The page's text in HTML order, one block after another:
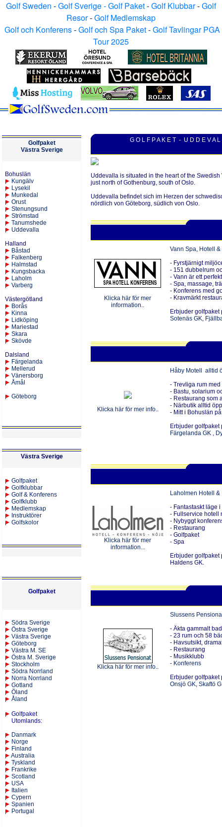
Golf Sweden -Golf Sverige - Golf Paket-Golf Klubbar-Golf
Resor-Golf Medlemskap
Golf och Konferens-Golf och Spa Paket-Golf Tavlingar PGA
Tour 2025
Golfpaket
VästraSverige
Bohuslän
Kungälv
Lysekil
Munkedal
Orust
Stenungsund
Strömstad
Tanumshede
Uddevalla
Halland
Båstad
Falkenberg
Halmstad
Kungsbacka
Laholm
Varberg
Västergötland
Borås
Kinna
Lid köping
Mariestad
Skara
Skövde
Dalsland
Färgelanda
Mellerud
Vänersborg
Åmål
Göteborg
Västra Sverige
Golfpaket
Golfklubbar
Golf & Konferens
Golfklubb
Medlemskap
Instruktörer
Golfskolor
Golfpaket
Södra Sverige
Östra Sverige
Västra Sverige
Göteborg
Västra M. SE
Östra M. Sverige
Stockholm
Södra Norrland
Norra Norrland
Gotland
Öland
Åland
Golfpaket
Utomlands:
Danmark
Norge
Finland
Australia
Tyskland
Frankrike
Scotland
USA
Italien
Cypern
Spanien
Portugal
G O L F P A K E T - U D D E V A L
Uddevalla is situated in the heart of the
just north of Gothenburg, south of Oslo.
Uddevalla befindet sich im Herzen der
nördlich von Göteborg, südlich von Oslo.
Klicka här för mer
information..
Vann Spa, Hotell
- Fyrstjärnigt
- 151 dubbelrum
- Vann är ett
- Spa, massage,
- Konferens med
- Kravmärkt
Erbjuder golfpaket
Sotenäs GK,
Klicka här för mer info..
Håby Motell alltid
- Trevliga rum
- Bastu, solarium
- Restaurang som
- Närbutik alltid
- Mitt i Bohuslän
Erbjuder golfpaket
Färgelanda GK ,
Klicka här för mer
information...
Laholmen Hotell &
- Fantastaskt läge
- Fullservice hotell
- Nybyggt
- Restaurang
- Golfpaket
- Spa
Erbjuder golfpaket
Haldens GK.
Klicka här för mer info..
Slussens
- Äkta gammalt
- 23 rum och 58
- Havsutsikt,
- Restaurang
- Musikklubb
- Konferens
Erbjuder golfpaket
Onsjö GK, Skaftö